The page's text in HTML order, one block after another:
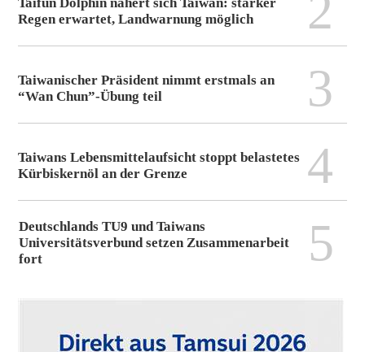
Regen erwartet, Landwarnung möglich
Taiwanischer Präsident nimmt erstmals an
“Wan Chun”-Übung teil
3
Taiwans Lebensmittelaufsicht stoppt belastetes
Kürbiskernöl an der Grenze
4
Deutschlands TU9 und Taiwans
Universitätsverbund setzen Zusammenarbeit
fort
5